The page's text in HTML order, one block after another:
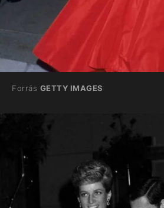
Forrás GETTY IMAGES